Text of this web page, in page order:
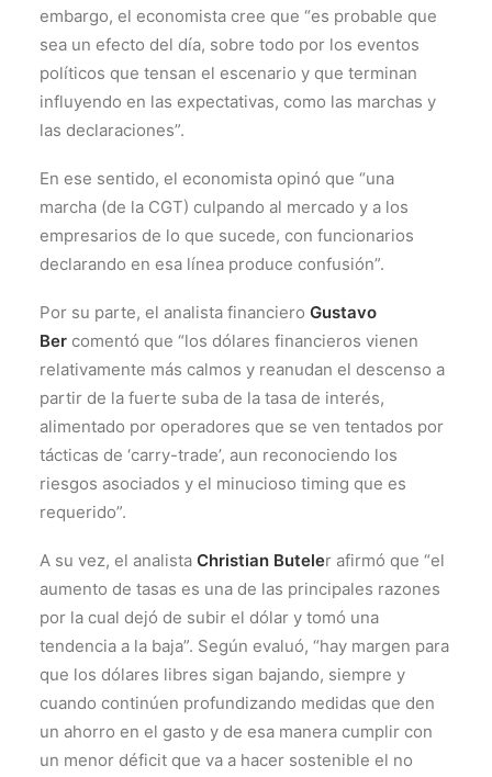
embargo, el economista cree que “es probable que
sea un efecto del día, sobre todo por los eventos
políticos que tensan el escenario y que terminan
influyendo en las expectativas, como las marchas y
las declaraciones”.
En ese sentido, el economista opinó que “una
marcha (de la CGT) culpando al mercado y a los
empresarios de lo que sucede, con funcionarios
declarando en esa línea produce confusión”.
Por su parte, el analista financiero Gustavo
Ber comentó que “los dólares financieros vienen
relativamente más calmos y reanudan el descenso a
partir de la fuerte suba de la tasa de interés,
alimentado por operadores que se ven tentados por
tácticas de ‘carry-trade’, aun reconociendo los
riesgos asociados y el minucioso timing que es
requerido”.
A su vez, el analista Christian Buteler afirmó que “el
aumento de tasas es una de las principales razones
por la cual dejó de subir el dólar y tomó una
tendencia a la baja”. Según evaluó, “hay margen para
que los dólares libres sigan bajando, siempre y
cuando continúen profundizando medidas que den
un ahorro en el gasto y de esa manera cumplir con
un menor déficit que va a hacer sostenible el no